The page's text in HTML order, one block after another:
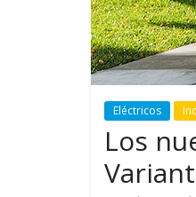
Eléctricos
Los